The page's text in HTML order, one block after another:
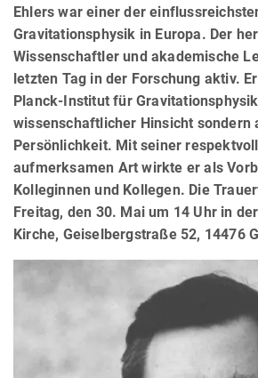
Ehlers war einer der
Gravitationsphysik in Europa. Der
Wissenschaftler und akademische
letzten Tag in der Forschung aktiv.
Planck-Institut für
wissenschaftlicher Hinsicht sondern
Persönlichkeit. Mit seiner
aufmerksamen Art wirkte er als
Kolleginnen und Kollegen. Die
Freitag, den 30. Mai um 14 Uhr in
Kirche, Geiselbergstraße 52, 14476